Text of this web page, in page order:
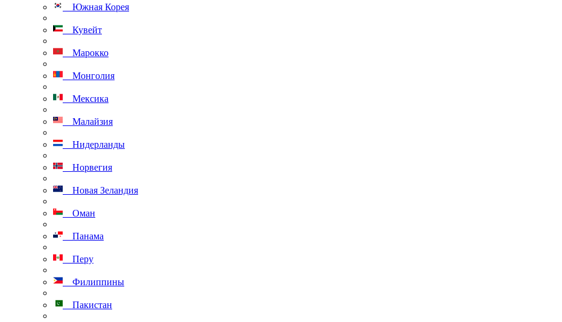
Южная Корея
Кувейт
Марокко
Монголия
Мексика
Малайзия
Нидерланды
Норвегия
Новая Зеландия
Оман
Панама
Перу
Филиппины
Пакистан